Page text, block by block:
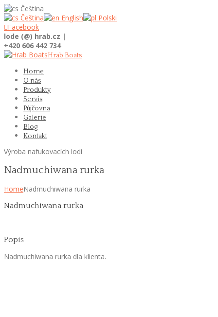
Čeština
Čeština
English
Polski
Facebook
lode (@) hrab.cz |
+420 606 442 734
Hrab Boats
Home
O nás
Produkty
Servis
Půjčovna
Galerie
Blog
Kontakt
Výroba nafukovacích lodí
Nadmuchiwana rurka
HomeNadmuchiwana rurka
Nadmuchiwana rurka
Popis
Nadmuchiwana rurka dla klienta.